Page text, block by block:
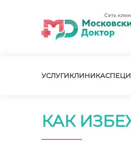
УСЛУГИКЛИНИКА
КАК